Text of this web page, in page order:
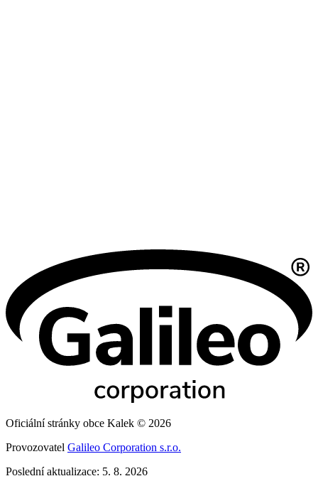
Oficiální stránky obce Kalek © 2026
Provozovatel Galileo Corporation s.r.o.
Poslední aktualizace: 5. 8. 2026